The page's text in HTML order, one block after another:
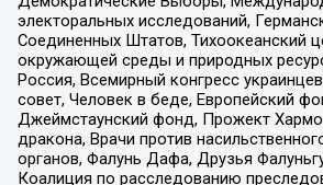
электоральных исследований,
Соединенных Штатов, Тихоокеанский
окружающей среды и природных
Россия, Всемирный конгресс
совет, Человек в беде, Европейский
Джеймстаунский фонд, Прожект
дракона, Врачи против
органов, Фалунь Дафа, Друзья
Коалиция по расследованию